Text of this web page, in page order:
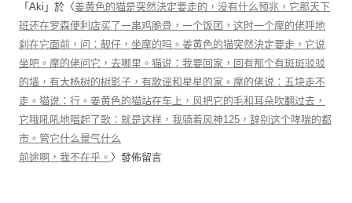
「 Aki 」於〈姜黄色的猫是突然決定要走的，没有什么预兆，它那天下
班还在罗森便利店买了一串鸡脆骨，一个饭团，这时一个摩的佬呼地
刹在它面前，问：靓仔，坐摩的吗。姜黄色的猫突然決定要走，它说
坐吧。摩的佬问它，去哪里。猫说：我要回家，回有那个有斑斑驳驳
的墙，有大杨树的树影子，有歌谣和星星的家。摩的佬说：五块走不
走。猫说：行。姜黄色的猫站在车上，风把它的毛和耳朵吹翻过去，
它哦吼吼地唱起了歌：就是这样，我骑着风神125，辞别这个哮喘的都
市。管它什么景气什么
前途啊，我不在乎。 〉發佈留言